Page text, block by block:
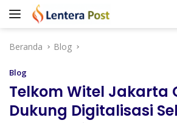
Langsung
Beranda
Blog
Blog
Telkom Witel Jakarta
Dukung Digitalisasi